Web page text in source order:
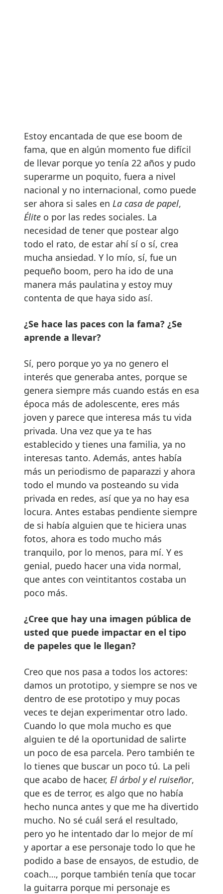
Estoy encantada de que ese boom de
fama, que en algún momento fue difícil
de llevar porque yo tenía 22 años y pudo
superarme un poquito, fuera a nivel
nacional y no internacional, como puede
ser ahora si sales en La casa de papel,
Élite o por las redes sociales. La
necesidad de tener que postear algo
todo el rato, de estar ahí sí o sí, crea
mucha ansiedad. Y lo mío, sí, fue un
pequeño boom, pero ha ido de una
manera más paulatina y estoy muy
contenta de que haya sido así.
¿Se hace las paces con la fama? ¿Se
aprende a llevar?
Sí, pero porque yo ya no genero el
interés que generaba antes, porque se
genera siempre más cuando estás en esa
época más de adolescente, eres más
joven y parece que interesa más tu vida
privada. Una vez que ya te has
establecido y tienes una familia, ya no
interesas tanto. Además, antes había
más un periodismo de paparazzi y ahora
todo el mundo va posteando su vida
privada en redes, así que ya no hay esa
locura. Antes estabas pendiente siempre
de si había alguien que te hiciera unas
fotos, ahora es todo mucho más
tranquilo, por lo menos, para mí. Y es
genial, puedo hacer una vida normal,
que antes con veintitantos costaba un
poco más.
¿Cree que hay una imagen pública de
usted que puede impactar en el tipo
de papeles que le llegan?
Creo que nos pasa a todos los actores:
damos un prototipo, y siempre se nos ve
dentro de ese prototipo y muy pocas
veces te dejan experimentar otro lado.
Cuando lo que mola mucho es que
alguien te dé la oportunidad de salirte
un poco de esa parcela. Pero también te
lo tienes que buscar un poco tú. La peli
que acabo de hacer, El árbol y el ruiseñor,
que es de terror, es algo que no había
hecho nunca antes y que me ha divertido
mucho. No sé cuál será el resultado,
pero yo he intentado dar lo mejor de mí
y aportar a ese personaje todo lo que he
podido a base de ensayos, de estudio, de
coach…, porque también tenía que tocar
la guitarra porque mi personaje es